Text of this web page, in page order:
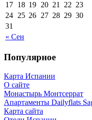
« Сен
17 18 19 20 21 22 23
24 25 26 27 28 29 30
31
Популярное
Карта Испании
О сайте
Монастырь Монтсеррат
Апартаменты Dailyflats
Карта сайта